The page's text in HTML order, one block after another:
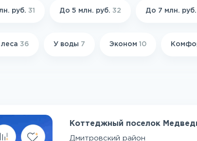
руб. 31 До 5 млн. руб. 32 До 7 млн. руб.
леса 36 У воды 7 Эконом 10
Коттеджный поселок
Дмитровский район